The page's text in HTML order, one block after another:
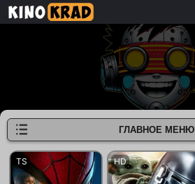
ГЛАВНОЕ МЕНЮ